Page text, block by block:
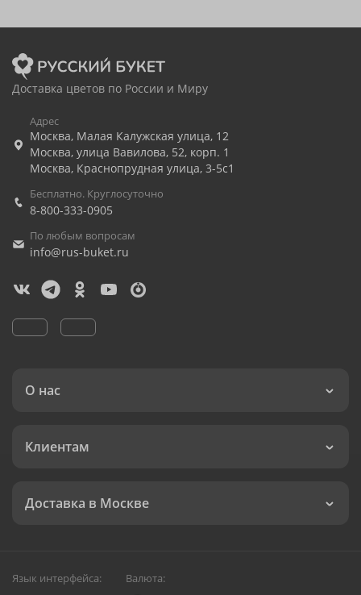
Доставка цветов по России и Миру
Адрес
Москва, Малая Калужская улица, 12
Москва, улица Вавилова, 52, корп. 1
Москва, Краснопрудная улица, 3-5с1
Бесплатно. Круглосуточно
8-800-333-0905
По любым вопросам
info@rus-buket.ru
О нас
Клиентам
Доставка в Москве
Язык интерфейса: Валюта: